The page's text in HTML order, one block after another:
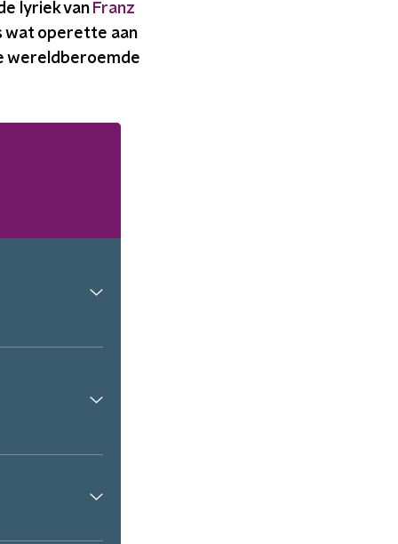
lyriek van Franz
wat operette aan
wereldberoemde